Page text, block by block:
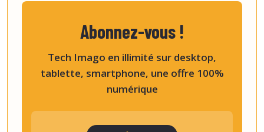
Abonnez-vous !
Tech Imago en illimité sur desktop,
tablette, smartphone, une offre 100%
numérique